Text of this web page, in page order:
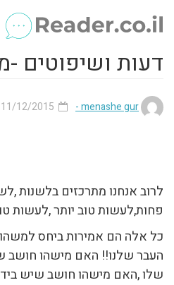
דעות ושיפוטים -
menashe gur -
לרוב אנחנו מתרכזים בלשנות
פחות,לעשות טוב יותר ,לעשות
כל אלה הם אמירות ביחס
העבר שלנו!! האם מישהו
שלו ,האם מישהו חושב שיש